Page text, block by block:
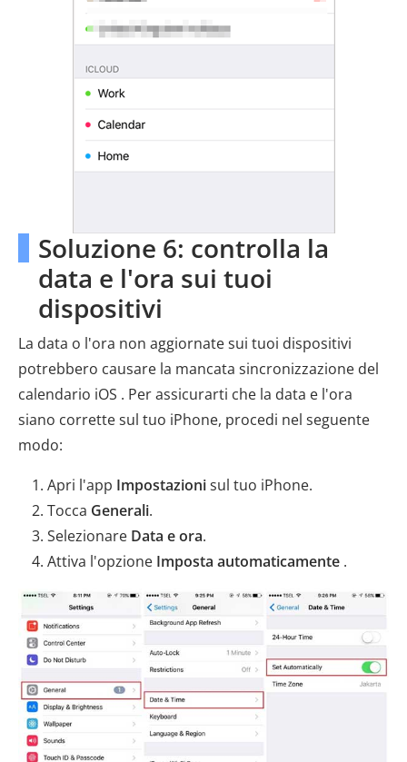
Soluzione 6: controlla la
data e l'ora sui tuoi
dispositivi
La data o l'ora non aggiornate sui tuoi dispositivi
potrebbero causare la mancata sincronizzazione del
calendario iOS . Per assicurarti che la data e l'ora
siano corrette sul tuo iPhone, procedi nel seguente
modo:
Apri l'app Impostazionisul tuo iPhone.
Tocca Generali.
Selezionare Data e ora.
Attiva l'opzione Imposta automaticamente .